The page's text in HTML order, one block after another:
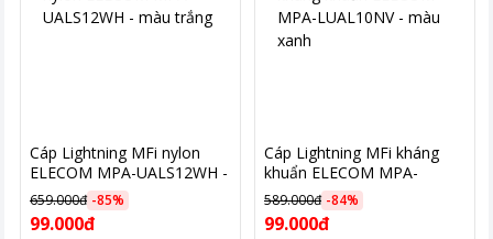
Cáp Lightning MFi nylon
ELECOM MPA-UALS12WH -
màu trắng
659.000đ -85%
99.000đ
Cáp Lightning MFi kháng
khuẩn ELECOM MPA-
LUAL10NV - màu xanh
589.000đ -84%
99.000đ